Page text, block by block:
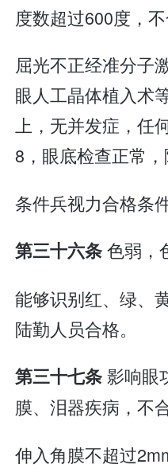
度数超过600度，不
屈光不正经准分子
眼人工晶体植入术
上，无并发症，任
8，眼底检查正常，
条件兵视力合格条
第三十六条色弱，
能够识别红、绿、
陆勤人员合格。
第三十七条影响眼
膜、泪器疾病，不合
伸入角膜不超过